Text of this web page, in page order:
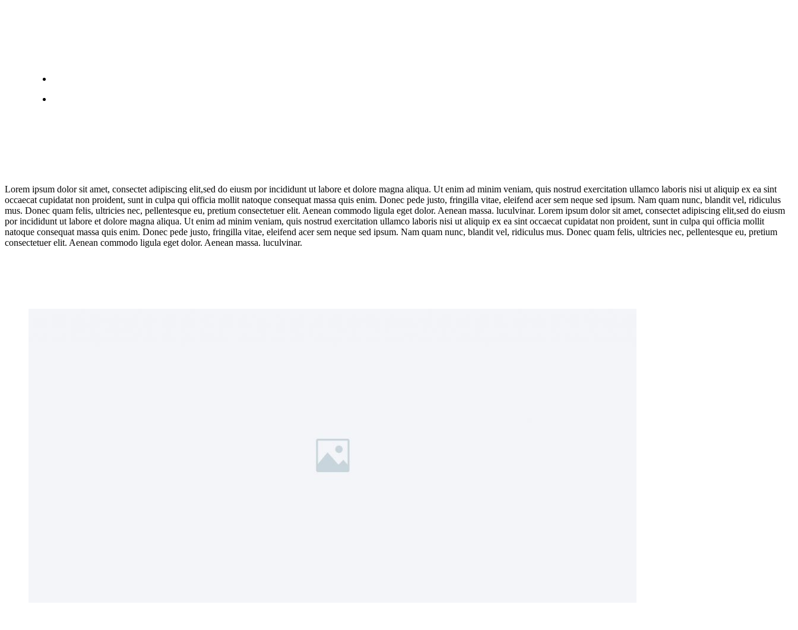
Lorem ipsum dolor sit amet, consectet adipiscing elit,sed do eiusm por incididunt ut labore et dolore magna aliqua. Ut enim ad minim veniam, quis nostrud exercitation ullamco laboris nisi ut aliquip ex ea sint
occaecat cupidatat non proident, sunt in culpa qui officia mollit natoque consequat massa quis enim. Donec pede justo, fringilla vitae, eleifend acer sem neque sed ipsum. Nam quam nunc, blandit vel, ridiculus
mus. Donec quam felis, ultricies nec, pellentesque eu, pretium consectetuer elit. Aenean commodo ligula eget dolor. Aenean massa. luculvinar. Lorem ipsum dolor sit amet, consectet adipiscing elit,sed do eiusm
por incididunt ut labore et dolore magna aliqua. Ut enim ad minim veniam, quis nostrud exercitation ullamco laboris nisi ut aliquip ex ea sint occaecat cupidatat non proident, sunt in culpa qui officia mollit
natoque consequat massa quis enim. Donec pede justo, fringilla vitae, eleifend acer sem neque sed ipsum. Nam quam nunc, blandit vel, ridiculus mus. Donec quam felis, ultricies nec, pellentesque eu, pretium
consectetuer elit. Aenean commodo ligula eget dolor. Aenean massa. luculvinar.